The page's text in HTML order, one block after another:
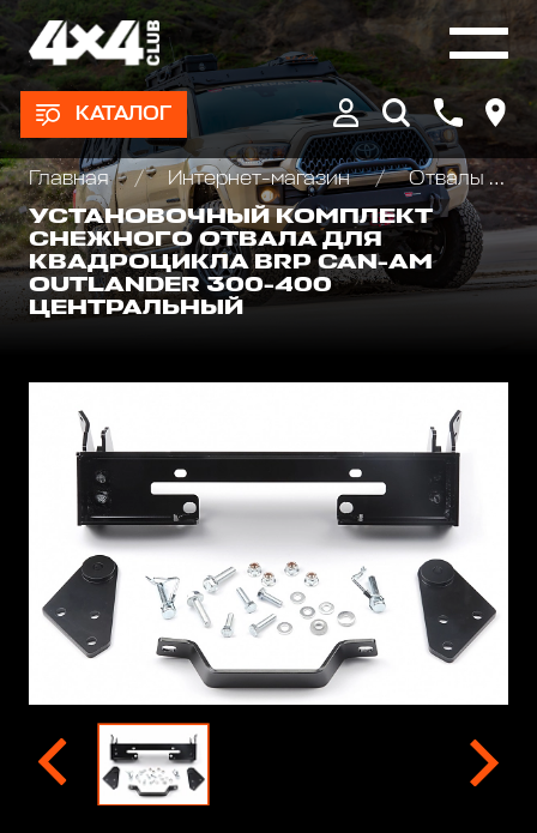
КАТАЛОГ
Главная Интернет-магазин
Отвалы для уборки снега на квадроцикл
УСТАНОВОЧНЫЙ КОМПЛЕКТ
СНЕЖНОГО ОТВАЛА ДЛЯ
КВАДРОЦИКЛА BRP CAN-AM
OUTLANDER 300-400
ЦЕНТРАЛЬНЫЙ